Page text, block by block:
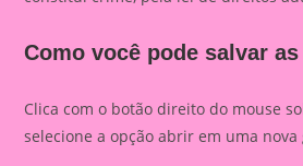
Como você pode salvar
Clica com o botão direito do mouse
selecione a opção abrir em uma nova